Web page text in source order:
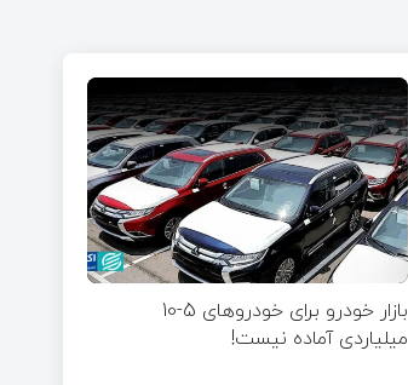
بازار خودرو برای خودروهای 5-10
میلیاردی آماده نیست!